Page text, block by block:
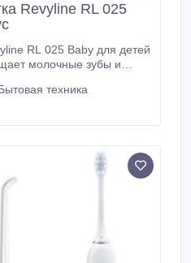
Revyline RL 025
RL 025 Baby для детей
молочные зубы и
Устройство
-
техника